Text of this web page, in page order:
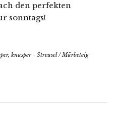
den perfekten
sonntags!
knusper - Streusel/Mürbeteig